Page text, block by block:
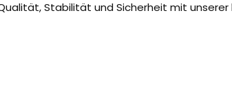
Stabilität und Sicherheit mit